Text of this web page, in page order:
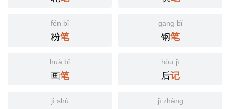
fěn bǐ
粉笔
gāng bǐ
钢笔
huà bǐ
画笔
hòu jì
后记
jì shù jì zhàng